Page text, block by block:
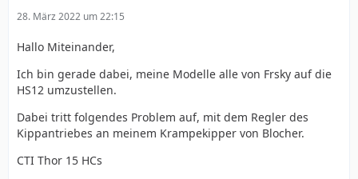
28. März 2022 um 22:15
Hallo Miteinander,
Ich bin gerade dabei, meine Modelle alle von Frsky auf die
HS12 umzustellen.
Dabei tritt folgendes Problem auf, mit dem Regler des
Kippantriebes an meinem Krampekipper von Blocher.
CTI Thor 15 HCs